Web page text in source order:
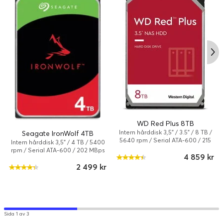
Mångsidig och privat videoövervakning
Synology Surveillance Station omvandlar ditt Synology-system
till en kraftfull nätverksvideoinspelare (NVR).
• Åtkomst via webbläsare, stationära klienter eller mobilappar
• Händelsebaserade regler för att utlösa specifika åtgärder
Seagate IronWolf 4TB
Intern hårddisk 3,5" / 4 TB / 5400
rpm / Serial ATA-600 / 202 MBps
2 499 kr
WD Red Plus 8TB
Intern hårddisk 3,5" / 3.5" / 8 TB /
5640 rpm / Serial ATA-600 / 215
4 859 kr
Sida 1 av 3